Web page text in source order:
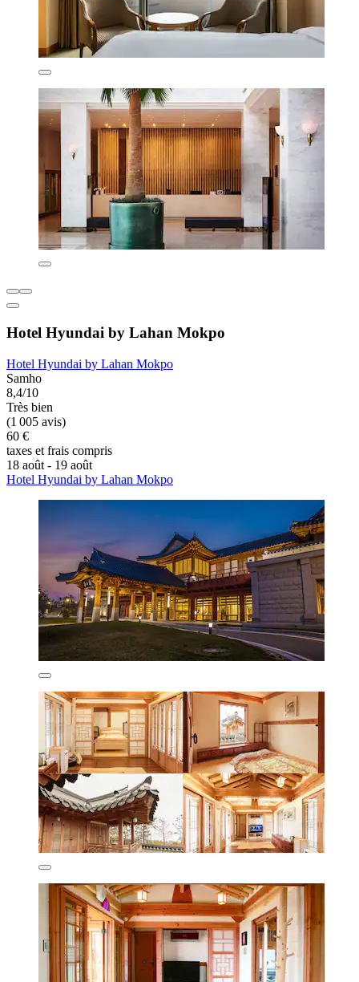
Hotel Hyundai by Lahan Mokpo
Hotel Hyundai by Lahan Mokpo
Samho
8,4/10
Très bien
(1 005 avis)
60 €
taxes et frais compris
18 août - 19 août
Hotel Hyundai by Lahan Mokpo